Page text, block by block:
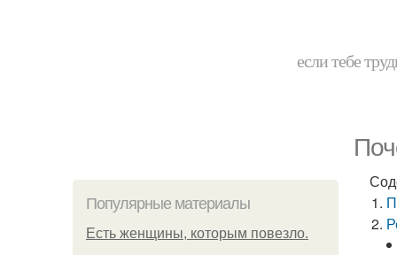
если тебе
Популярные материалы
Есть женщины, которым повезло.